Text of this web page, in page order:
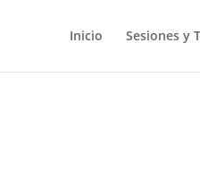
Inicio Sesiones y